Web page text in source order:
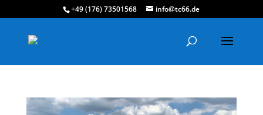
+49 (176) 73501568 info@tc66.de